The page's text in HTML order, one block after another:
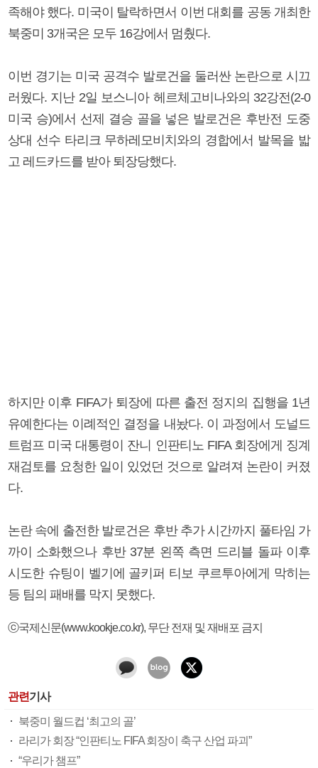
족해야 했다. 미국이 탈락하면서 이번 대회를 공동 개최한
북중미 3개국은 모두 16강에서 멈췄다.
이번 경기는 미국 공격수 발로건을 둘러싼 논란으로 시끄
러웠다. 지난 2일 보스니아 헤르체고비나와의 32강전(2-0
미국 승)에서 선제 결승 골을 넣은 발로건은 후반전 도중
상대 선수 타리크 무하레모비치와의 경합에서 발목을 밟
고 레드카드를 받아 퇴장당했다.
하지만 이후 FIFA가 퇴장에 따른 출전 정지의 집행을 1년
유예한다는 이례적인 결정을 내놨다. 이 과정에서 도널드
트럼프 미국 대통령이 잔니 인판티노 FIFA 회장에게 징계
재검토를 요청한 일이 있었던 것으로 알려져 논란이 커졌
다.
논란 속에 출전한 발로건은 후반 추가 시간까지 풀타임 가
까이 소화했으나 후반 37분 왼쪽 측면 드리블 돌파 이후
시도한 슈팅이 벨기에 골키퍼 티보 쿠르투아에게 막히는
등 팀의 패배를 막지 못했다.
ⓒ국제신문(www.kookje.co.kr), 무단 전재 및 재배포 금지
관련기사
북중미 월드컵 ‘최고의 골’
라리가 회장 “인판티노 FIFA 회장이 축구 산업 파괴”
“우리가 챔프”